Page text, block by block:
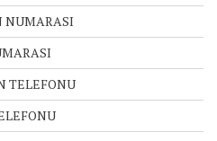
NUMARASI
TELEFONU